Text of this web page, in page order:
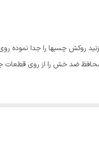
روکش چسبها را جدا نموده
ضد خش را از روی قطعات